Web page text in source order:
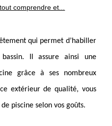
comprendre et...
qui permet d’habiller
Il assure ainsi une
grâce à ses nombreux
extérieur de qualité, vous
piscine selon vos goûts.